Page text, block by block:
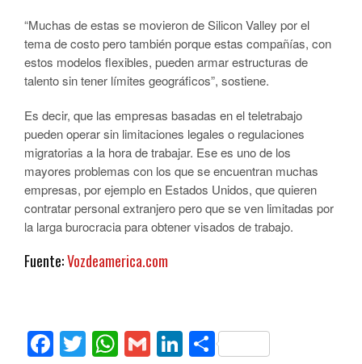
“Muchas de estas se movieron de Silicon Valley por el
tema de costo pero también porque estas compañías, con
estos modelos flexibles, pueden armar estructuras de
talento sin tener límites geográficos”, sostiene.
Es decir, que las empresas basadas en el teletrabajo
pueden operar sin limitaciones legales o regulaciones
migratorias a la hora de trabajar. Ese es uno de los
mayores problemas con los que se encuentran muchas
empresas, por ejemplo en Estados Unidos, que quieren
contratar personal extranjero pero que se ven limitadas por
la larga burocracia para obtener visados de trabajo.
Fuente:Vozdeamerica.com
Facebook
Twitter
WhatsApp
GmailLinkedIn
Compartir